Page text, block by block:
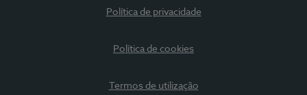
Política de privacidade
Política de cookies
Termos de utilização